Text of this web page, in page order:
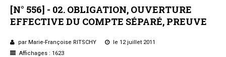
[N° 556] - 02. OBLIGATION, OUVERTURE
EFFECTIVE DU COMPTE SÉPARÉ, PREUVE
par Marie-Françoise RITSCHY
le 12 juillet 2011
Affichages : 1623